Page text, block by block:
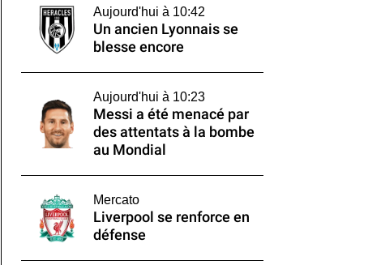
Aujourd'hui à 10:42
Un ancien Lyonnais se
blesse encore
Aujourd'hui à 10:23
Messi a été menacé par
des attentats à la bombe
au Mondial
Mercato
Liverpool se renforce en
défense